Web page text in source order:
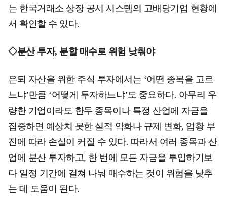
는 한국거래소 상장 공시 시스템의 고배당기업 현황에
서 확인할 수 있다.
◇분산 투자, 분할 매수로 위험 낮춰야
은퇴 자산을 위한 주식 투자에서는 ‘어떤 종목을 고르
느냐’만큼 ‘어떻게 투자하느냐’도 중요하다. 아무리 우
량한 기업이라도 한두 종목이나 특정 산업에 자금을
집중하면 예상치 못한 실적 악화나 규제 변화, 업황 부
진에 따라 손실이 커질 수 있다. 따라서 여러 종목과 산
업에 분산 투자하고, 한 번에 모든 자금을 투입하기보
다 일정 기간에 걸쳐 나눠 매수하는 것이 위험을 낮추
는 데 도움이 된다.